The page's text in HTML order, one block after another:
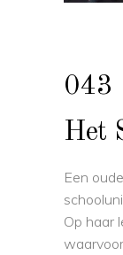
043
Het
Een
Op haar